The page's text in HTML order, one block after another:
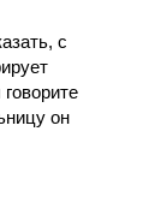
с
он